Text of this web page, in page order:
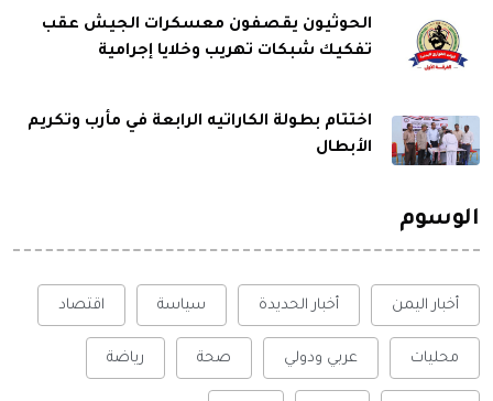
الحوثيون يقصفون معسكرات الجيش عقب
تفكيك شبكات تهريب وخلايا إجرامية
اختتام بطولة الكاراتيه الرابعة في مأرب وتكريم
الأبطال
الوسوم
أخبار اليمن أخبار الحديدة سياسة اقتصاد
محليات عربي ودولي صحة رياضة